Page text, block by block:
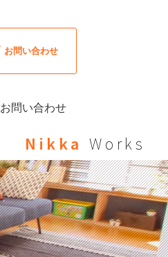
お問い合わせ
お問い合わせ
Nikka Works